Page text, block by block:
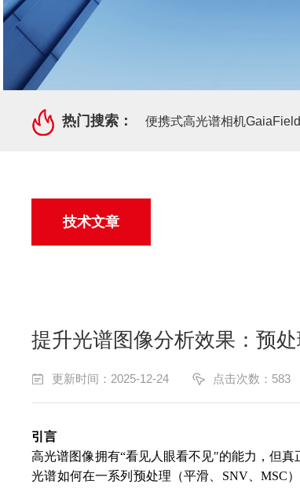
热门搜索： 便携式高光谱相机GaiaField
技术文章
提升光谱图像分析效果：预
更新时间：2025-12-24 点击次数：583
引言
高光谱图像拥有“看见人眼看不见"的能力，但
光谱如何在一系列预处理（平滑、SNV、MSC